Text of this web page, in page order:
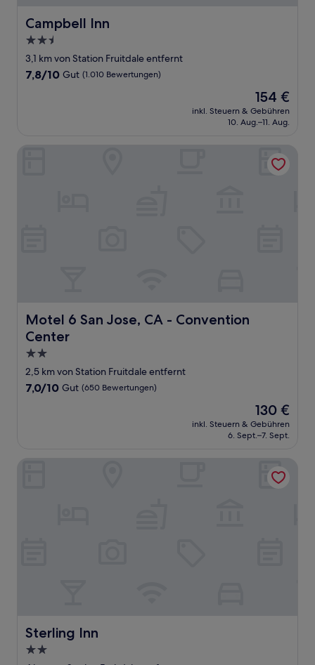
Campbell Inn
Campbell Inn
2.5-
Sterne-
Unterkunft
3,1 km von Station Fruitdale entfernt
7.8
7,8/10 Gut (1.010 Bewertungen)
Der
Preis
beträgt
154 €
inkl. Steuern & Gebühren
10. Aug.–11. Aug.
Motel 6 San Jose, CA - Convention
Center
Motel 6 San Jose, CA - Convention Center
2.0-
Sterne-
Unterkunft
2,5 km von Station Fruitdale entfernt
7.0
7,0/10 Gut (650 Bewertungen)
Der
Preis
beträgt
130 €
inkl. Steuern & Gebühren
6. Sept.–7. Sept.
Sterling Inn
Sterling Inn
2.0-